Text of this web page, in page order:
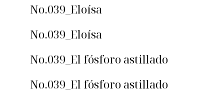
No.039_Eloísa
No.039_Eloísa
No.039_El fósforo astillado
No.039_El fósforo astillado